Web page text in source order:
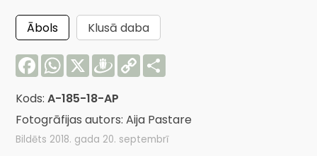
Ābols
Klusā daba
FacebookWhatsApp
X Draugiem
Copy
Link
Kods:A-185-18-AP
Fotogrāfijas autors: Aija Pastare
Bildēts 2018. gada 20. septembrī